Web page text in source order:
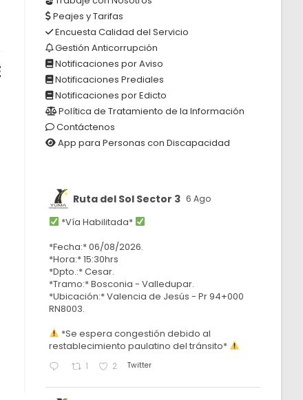
Peajes y Tarifas
Encuesta Calidad del Servicio
Gestión Anticorrupción
Notificaciones por Aviso
Notificaciones Prediales
Notificaciones por Edicto
Política de Tratamiento de la Información
Contáctenos
App para Personas con Discapacidad
Ruta del Sol Sector 3 6 Ago
*Vía Habilitada*
*Fecha:* 06/08/2026.
*Hora:* 15:30hrs
*Dpto.:* Cesar.
*Tramo:* Bosconia - Valledupar.
*Ubicación:* Valencia de Jesús - Pr 94+000
RN8003.
*Se espera congestión debido al
restablecimiento paulatino del tránsito*
1 2 Twitter